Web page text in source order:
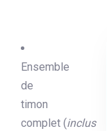
Ensemble
de
timon
complet (inclus